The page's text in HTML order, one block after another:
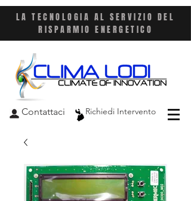
LA TECNOLOGIA AL SERVIZIO DEL
RISPARMIO ENERGETICO
Richiedi Intervento
Contattaci